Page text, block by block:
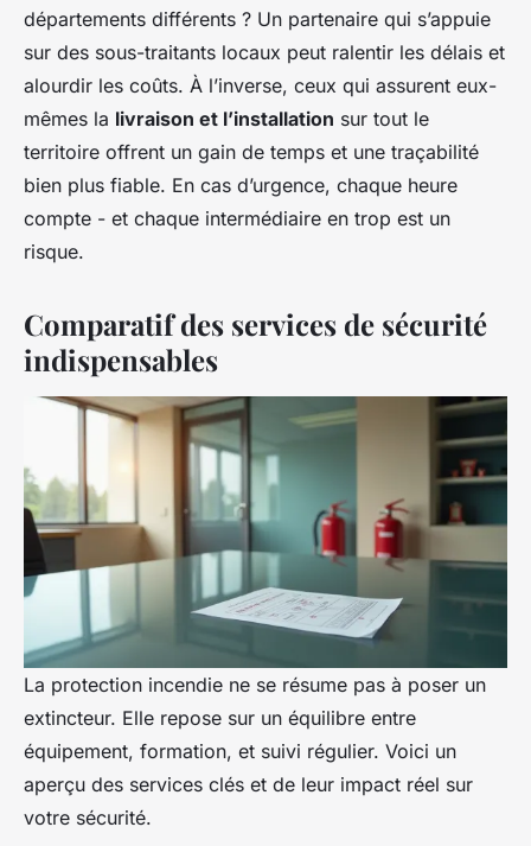
départements différents ? Un partenaire qui s’appuie
sur des sous-traitants locaux peut ralentir les délais et
alourdir les coûts. À l’inverse, ceux qui assurent eux-
mêmes la livraison et l’installation sur tout le
territoire offrent un gain de temps et une traçabilité
bien plus fiable. En cas d’urgence, chaque heure
compte - et chaque intermédiaire en trop est un
risque.
Comparatif des services de sécurité
indispensables
La protection incendie ne se résume pas à poser un
extincteur. Elle repose sur un équilibre entre
équipement, formation, et suivi régulier. Voici un
aperçu des services clés et de leur impact réel sur
votre sécurité.